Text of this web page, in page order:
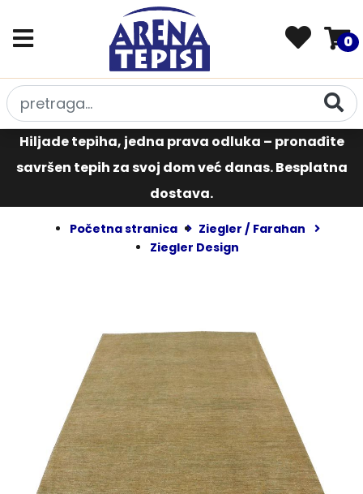
0
Hiljade tepiha, jedna prava odluka – pronađite
savršen tepih za svoj dom već danas. Besplatna
dostava.
Početna stranica
Ziegler / Farahan
Ziegler Design